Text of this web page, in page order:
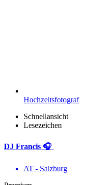
Hochzeitsfotograf
Schnellansicht
Lesezeichen
DJ Francis 🎧
AT - Salzburg